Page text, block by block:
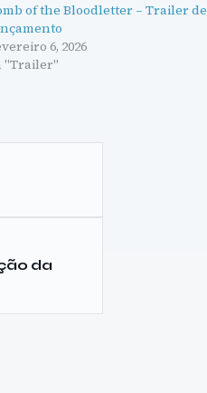
of the Bloodletter – Trailer de
6, 2026
"Trailer"
da